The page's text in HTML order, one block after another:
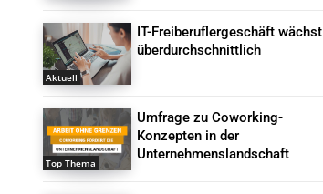
Aktuell
IT-Freiberuflergeschäft wächst
überdurchschnittlich
Top Thema
Umfrage zu Coworking-
Konzepten in der
Unternehmenslandschaft